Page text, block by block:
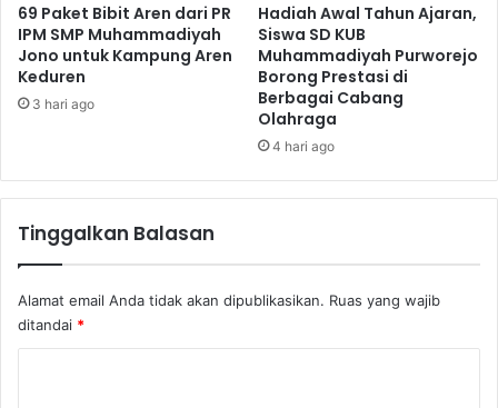
69 Paket Bibit Aren dari PR
IPM SMP Muhammadiyah
Jono untuk Kampung Aren
Keduren
3 hari ago
Hadiah Awal Tahun Ajaran,
Siswa SD KUB
Muhammadiyah Purworejo
Borong Prestasi di
Berbagai Cabang
Olahraga
4 hari ago
Tinggalkan Balasan
Alamat email Anda tidak akan dipublikasikan. Ruas yang wajib
ditandai *